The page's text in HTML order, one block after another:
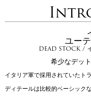
ユー
DEAD STOCK /
希少なデッ
イタリア軍で採用されていたト
ディテールは比較的ベーシック